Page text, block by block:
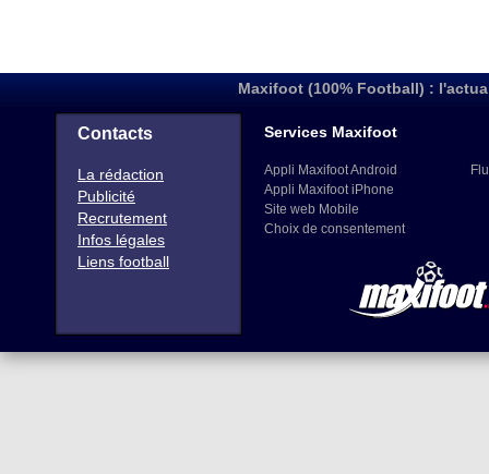
Maxifoot (100% Football) :
Contacts
La rédaction
Publicité
Recrutement
Infos légales
Liens football
Services Maxifoot
Appli Maxifoot Android
Appli Maxifoot iPhone
Site web Mobile
Choix de consentement